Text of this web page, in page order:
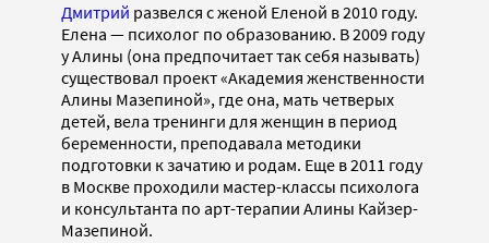
Дмитрий развелся с женой Еленой в 2010 году.
Елена — психолог по образованию. В 2009 году
у Алины (она предпочитает так себя называть)
существовал проект «Академия женственности
Алины Мазепиной», где она, мать четверых
детей, вела тренинги для женщин в период
беременности, преподавала методики
подготовки к зачатию и родам. Еще в 2011 году
в Москве проходили мастер-классы психолога
и консультанта по арт-терапии Алины Кайзер-
Мазепиной.